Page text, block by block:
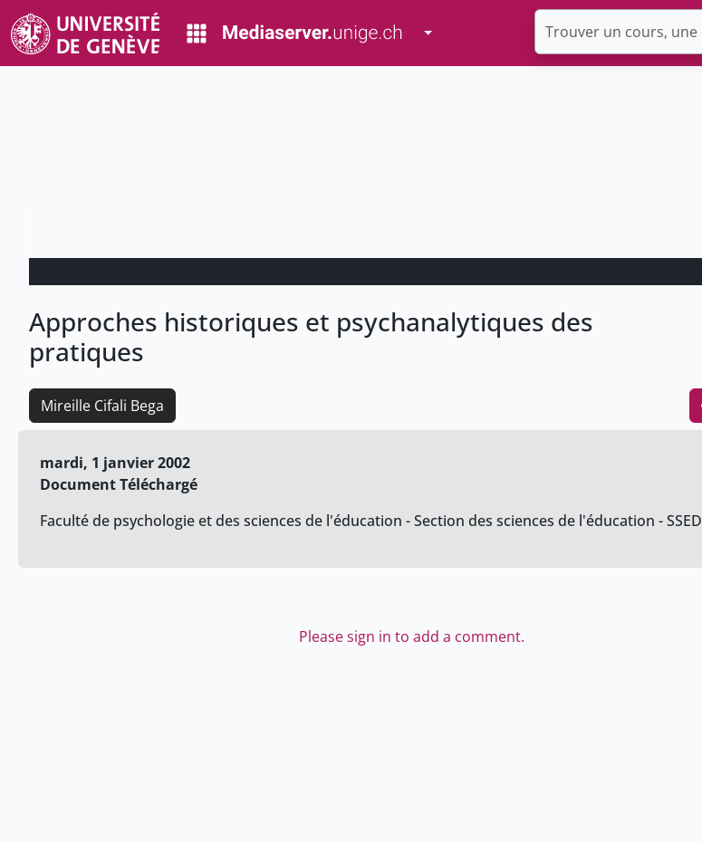
Toggle Dropdown
Approches historiques et psychanalytiques des
pratiques
Mireille Cifali Bega
mardi, 1 janvier 2002
Document Téléchargé
Faculté de psychologie et des sciences de l'éducation - Section des sciences de l'éducation - SSED
Please sign in to add a comment.